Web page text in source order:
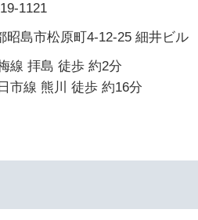
1121
昭島市松原町4-12-25 細井ビル
線 拝島 徒歩 約2分
市線 熊川 徒歩 約16分